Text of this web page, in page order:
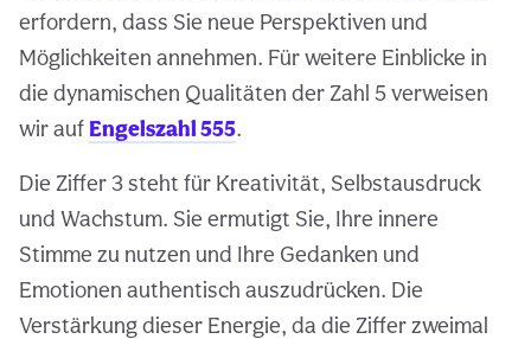
erfordern, dass Sie neue Perspektiven und
Möglichkeiten annehmen. Für weitere Einblicke in
die dynamischen Qualitäten der Zahl 5 verweisen
wir auf Engelszahl 555.
Die Ziffer 3 steht für Kreativität, Selbstausdruck
und Wachstum. Sie ermutigt Sie, Ihre innere
Stimme zu nutzen und Ihre Gedanken und
Emotionen authentisch auszudrücken. Die
Verstärkung dieser Energie, da die Ziffer zweimal